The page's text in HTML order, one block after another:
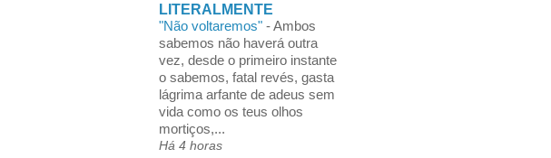
LITERALMENTE
"Não voltaremos" -Ambos
sabemos não haverá outra
vez, desde o primeiro instante
o sabemos, fatal revés, gasta
lágrima arfante de adeus sem
vida como os teus olhos
mortiços,...
Há 4 horas